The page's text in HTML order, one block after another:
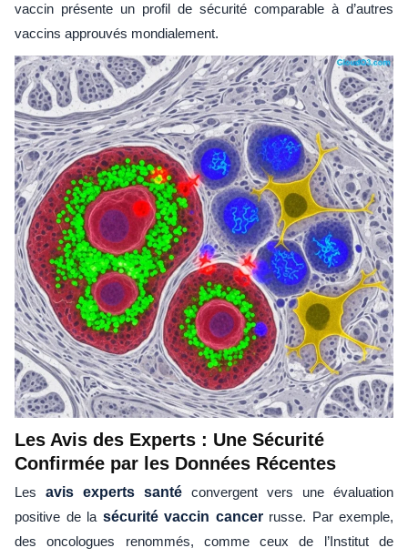
vaccin présente un profil de sécurité comparable à d’autres
vaccins approuvés mondialement.
Les Avis des Experts : Une Sécurité
Confirmée par les Données Récentes
Les avis experts santé convergent vers une évaluation
positive de la sécurité vaccin cancerrusse. Par exemple,
des oncologues renommés, comme ceux de l’Institut de